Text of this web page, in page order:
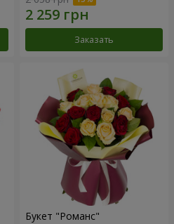
Заказать
Букет "Романс"